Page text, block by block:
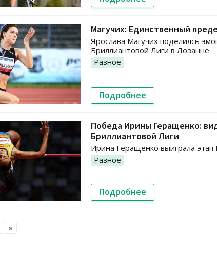
Магучих: Единственный
Ярослава Магучих поделилсь
Бриллиантовой Лиги в Лозанне
Разное
Подробнее
Победа Ирины Геращенко:
Бриллиантовой Лиги
Ирина Геращенко выиграла
Разное
Подробнее
»